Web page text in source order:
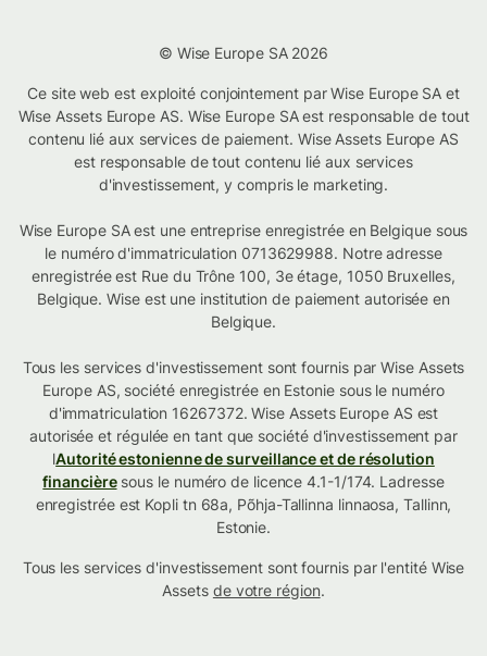
© Wise Europe SA 2026
Ce site web est exploité conjointement par Wise Europe SA et
Wise Assets Europe AS. Wise Europe SA est responsable de tout
contenu lié aux services de paiement. Wise Assets Europe AS
est responsable de tout contenu lié aux services
d'investissement, y compris le marketing.
Wise Europe SA est une entreprise enregistrée en Belgique sous
le numéro d'immatriculation 0713629988. Notre adresse
enregistrée est Rue du Trône 100, 3e étage, 1050 Bruxelles,
Belgique. Wise est une institution de paiement autorisée en
Belgique.
Tous les services d'investissement sont fournis par Wise Assets
Europe AS, société enregistrée en Estonie sous le numéro
d'immatriculation 16267372. Wise Assets Europe AS est
autorisée et régulée en tant que société d'investissement par
lAutorité estonienne de surveillance et de résolution
financièresous le numéro de licence 4.1-1/174. Ladresse
enregistrée est Kopli tn 68a, Põhja-Tallinna linnaosa, Tallinn,
Estonie.
Tous les services d'investissement sont fournis par l'entité Wise
Assets de votre région.